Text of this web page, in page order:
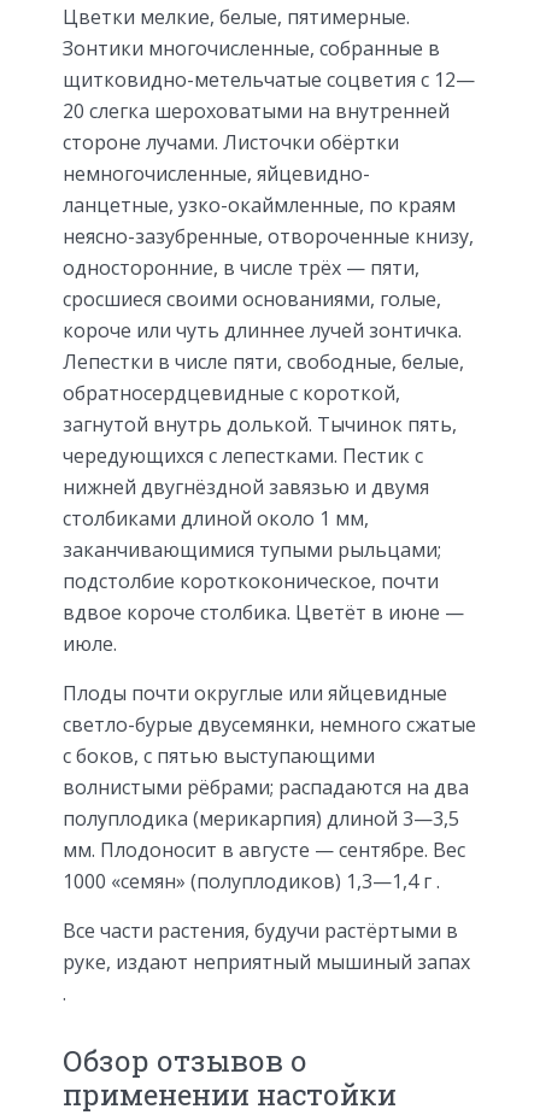
Цветки мелкие, белые, пятимерные.
Зонтики многочисленные, собранные в
щитковидно-метельчатые соцветия с 12—
20 слегка шероховатыми на внутренней
стороне лучами. Листочки обёртки
немногочисленные, яйцевидно-
ланцетные, узко-окаймленные, по краям
неясно-зазубренные, отвороченные книзу,
односторонние, в числе трёх — пяти,
сросшиеся своими основаниями, голые,
короче или чуть длиннее лучей зонтичка.
Лепестки в числе пяти, свободные, белые,
обратносердцевидные с короткой,
загнутой внутрь долькой. Тычинок пять,
чередующихся с лепестками. Пестик с
нижней двугнёздной завязью и двумя
столбиками длиной около 1 мм,
заканчивающимися тупыми рыльцами;
подстолбие короткоконическое, почти
вдвое короче столбика. Цветёт в июне —
июле.
Плоды почти округлые или яйцевидные
светло-бурые двусемянки, немного сжатые
с боков, с пятью выступающими
волнистыми рёбрами; распадаются на два
полуплодика (мерикарпия) длиной 3—3,5
мм. Плодоносит в августе — сентябре. Вес
1000 «семян» (полуплодиков) 1,3—1,4 г .
Все части растения, будучи растёртыми в
руке, издают неприятный мышиный запах
.
Обзор отзывов о
применении настойки